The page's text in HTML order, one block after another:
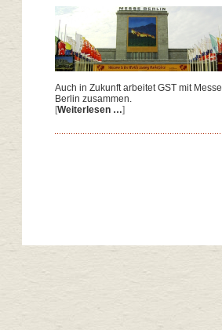
Auch in Zukunft arbeitet GST mit Messe
Berlin zusammen.
[Weiterlesen …]